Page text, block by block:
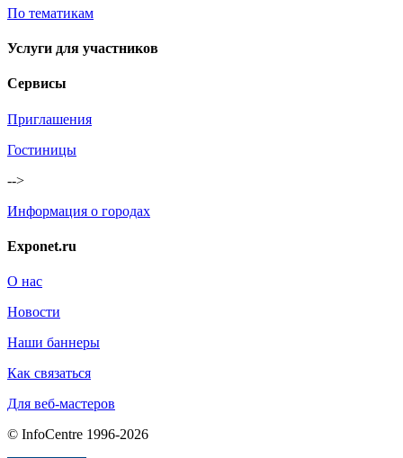
По тематикам
Услуги для участников
Сервисы
Приглашения
Гостиницы
-->
Информация о городах
Exponet.ru
О нас
Новости
Наши баннеры
Как связаться
Для веб-мастеров
© InfoCentre 1996-2026